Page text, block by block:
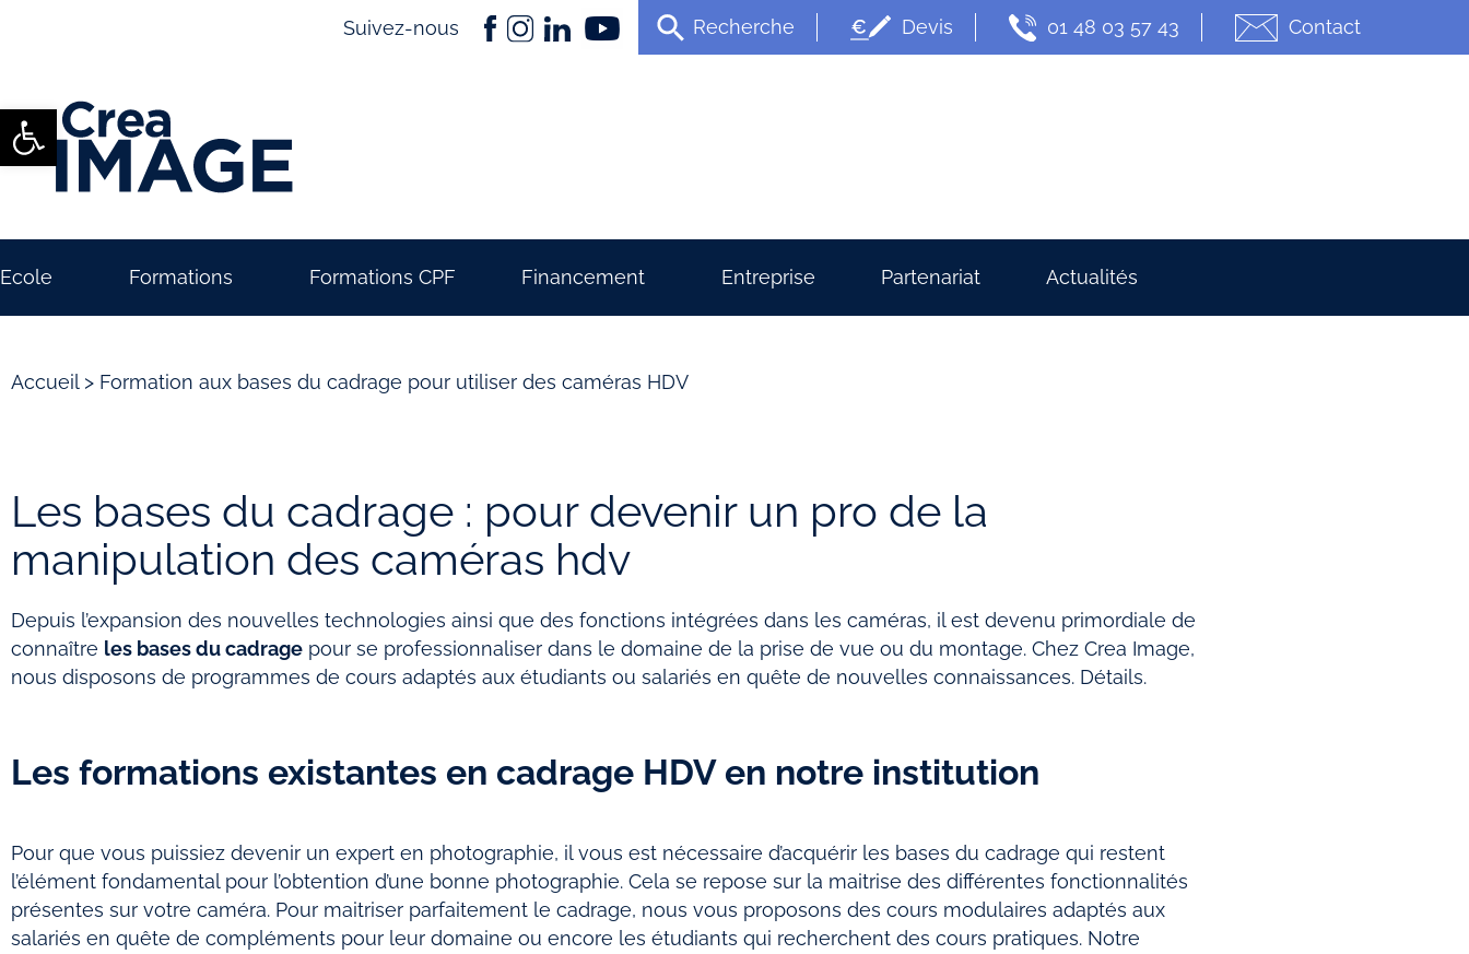
Ouvrir la barre d’outils
Suivez-nous Contact
01 48 03 57 43
Devis
Recherche
Ecole Formations Formations CPF Financement Entreprise Partenariat Actualités
Accueil> Formation aux bases du cadrage pour utiliser des caméras HDV
Les bases du cadrage : pour devenir un pro de la
manipulation des caméras hdv
Depuis l’expansion des nouvelles technologies ainsi que des fonctions intégrées dans les caméras, il est devenu primordiale de
connaître les bases du cadrage pour se professionnaliser dans le domaine de la prise de vue ou du montage. Chez Crea Image,
nous disposons de programmes de cours adaptés aux étudiants ou salariés en quête de nouvelles connaissances. Détails.
Les formations existantes en cadrage HDV en notre institution
Pour que vous puissiez devenir un expert en photographie, il vous est nécessaire d’acquérir les bases du cadrage qui restent
l’élément fondamental pour l’obtention d’une bonne photographie. Cela se repose sur la maitrise des différentes fonctionnalités
présentes sur votre caméra. Pour maitriser parfaitement le cadrage, nous vous proposons des cours modulaires adaptés aux
salariés en quête de compléments pour leur domaine ou encore les étudiants qui recherchent des cours pratiques. Notre